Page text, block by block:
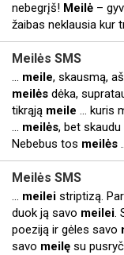
nebegrįš! Meilė –
žaibas neklausia kur
Meilės SMS
... meile, skausmą,
meilės dėka,
tikrąją meile ... kuris
... meilės, bet
Nebebus tos meilės
Meilės SMS
... meilei striptizą.
duok ją savo meilei.
poeziją ir gėles savo
savo meilę su